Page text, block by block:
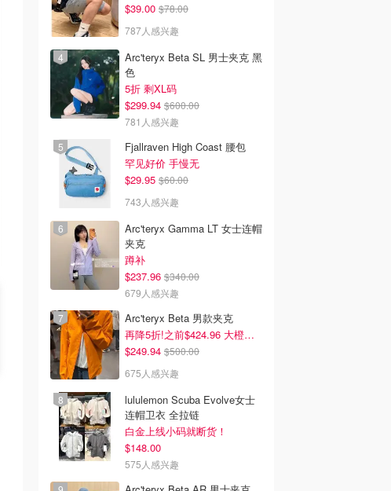
$39.00 $78.00
787人感兴趣
Arc'teryx Beta SL 男士夹克 黑
色
5折 剩XL码
$299.94 $600.00
781人感兴趣
Fjallraven High Coast 腰包
罕见好价 手慢无
$29.95 $60.00
743人感兴趣
Arc'teryx Gamma LT 女士连帽
夹克
蹲补
$237.96 $340.00
679人感兴趣
Arc'teryx Beta 男款夹克
再降5折!之前$424.96 大橙子好显白 蹲补
$249.94 $500.00
675人感兴趣
lululemon Scuba Evolve女士
连帽卫衣 全拉链
白金上线小码就断货！
$148.00
575人感兴趣